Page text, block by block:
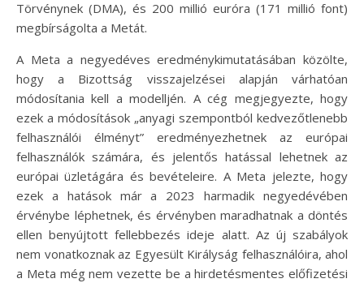
Törvénynek (DMA), és 200 millió euróra (171 millió font)
megbírságolta a Metát.
A Meta a negyedéves eredménykimutatásában közölte,
hogy a Bizottság visszajelzései alapján várhatóan
módosítania kell a modelljén. A cég megjegyezte, hogy
ezek a módosítások „anyagi szempontból kedvezőtlenebb
felhasználói élményt” eredményezhetnek az európai
felhasználók számára, és jelentős hatással lehetnek az
európai üzletágára és bevételeire. A Meta jelezte, hogy
ezek a hatások már a 2023 harmadik negyedévében
érvénybe léphetnek, és érvényben maradhatnak a döntés
ellen benyújtott fellebbezés ideje alatt. Az új szabályok
nem vonatkoznak az Egyesült Királyság felhasználóira, ahol
a Meta még nem vezette be a hirdetésmentes előfizetési